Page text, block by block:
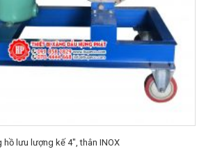
Đồng hồ số cơ 1″